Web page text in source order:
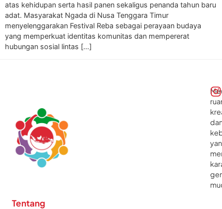
atas kehidupan serta hasil panen sekaligus penanda tahun baru
adat. Masyarakat Ngada di Nusa Tenggara Timur
menyelenggarakan Festival Reba sebagai perayaan budaya
yang memperkuat identitas komunitas dan mempererat
hubungan sosial lintas […]
Tentang